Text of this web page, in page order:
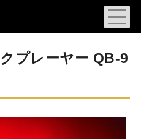
プレーヤー QB-9